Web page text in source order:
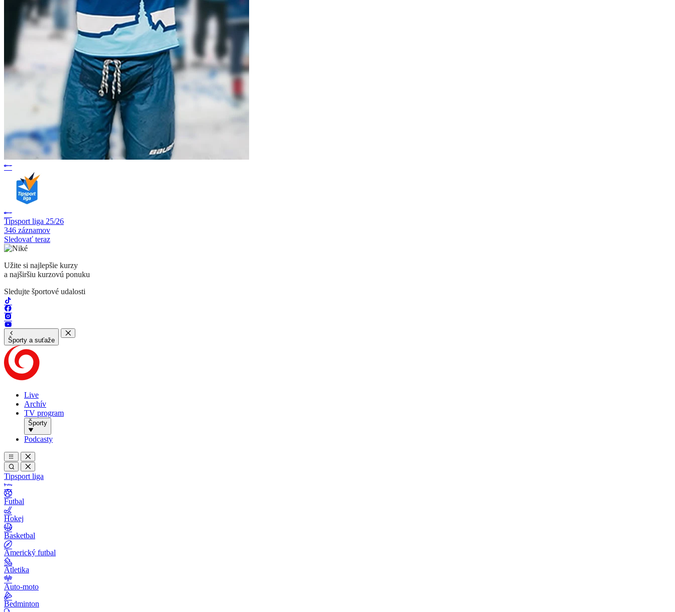
Tipsport liga 25/26
346 záznamov
Sledovať teraz
Užite si najlepšie kurzy
a najširšiu kurzovú ponuku
Sledujte športové udalosti
Športy a suťaže
Live
Archív
TV program
Športy
Podcasty
Tipsport liga
Futbal
Hokej
Basketbal
Americký futbal
Atletika
Auto-moto
Bedminton